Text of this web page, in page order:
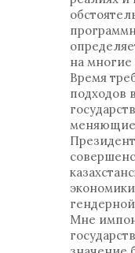
на
Время
подходов
Мне